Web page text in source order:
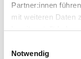
Partner:innen
mit weiteren Daten
bereitgestellt
Notwendig
Workshop:
situations of
Understanding